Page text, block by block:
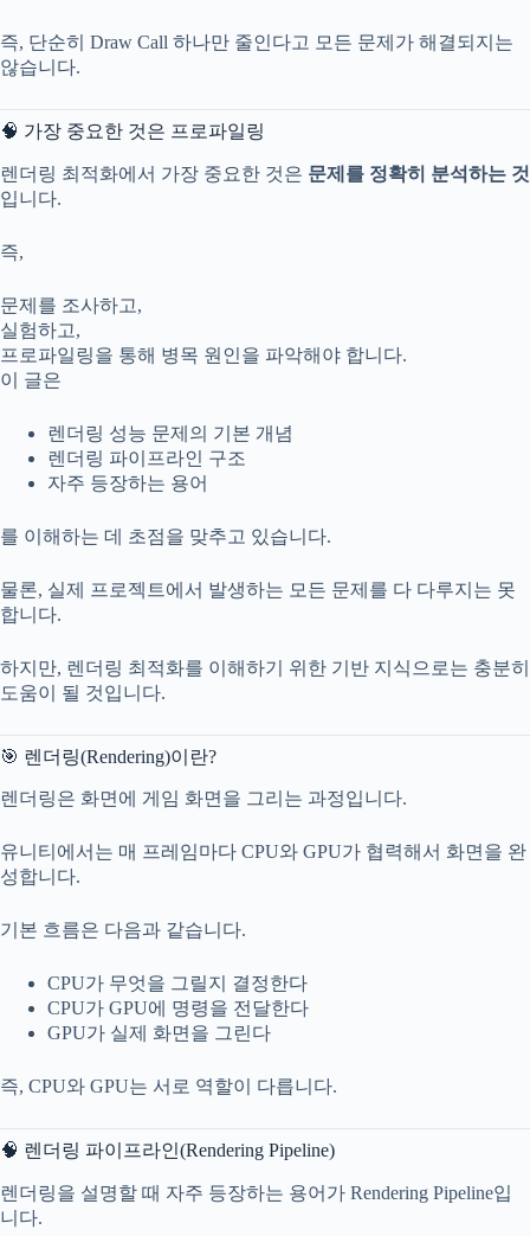
즉, 단순히 Draw Call 하나만 줄인다고 모든 문제가 해결되지는
않습니다.
🧠 가장 중요한 것은 프로파일링
렌더링 최적화에서 가장 중요한 것은 문제를 정확히 분석하는 것
입니다.
즉,
문제를 조사하고,
실험하고,
프로파일링을 통해 병목 원인을 파악해야 합니다.
이 글은
렌더링 성능 문제의 기본 개념
렌더링 파이프라인 구조
자주 등장하는 용어
를 이해하는 데 초점을 맞추고 있습니다.
물론, 실제 프로젝트에서 발생하는 모든 문제를 다 다루지는 못
합니다.
하지만, 렌더링 최적화를 이해하기 위한 기반 지식으로는 충분히
도움이 될 것입니다.
🎯 렌더링(Rendering)이란?
렌더링은 화면에 게임 화면을 그리는 과정입니다.
유니티에서는 매 프레임마다 CPU와 GPU가 협력해서 화면을 완
성합니다.
기본 흐름은 다음과 같습니다.
CPU가 무엇을 그릴지 결정한다
CPU가 GPU에 명령을 전달한다
GPU가 실제 화면을 그린다
즉, CPU와 GPU는 서로 역할이 다릅니다.
🧠 렌더링 파이프라인(Rendering Pipeline)
렌더링을 설명할 때 자주 등장하는 용어가 Rendering Pipeline입
니다.